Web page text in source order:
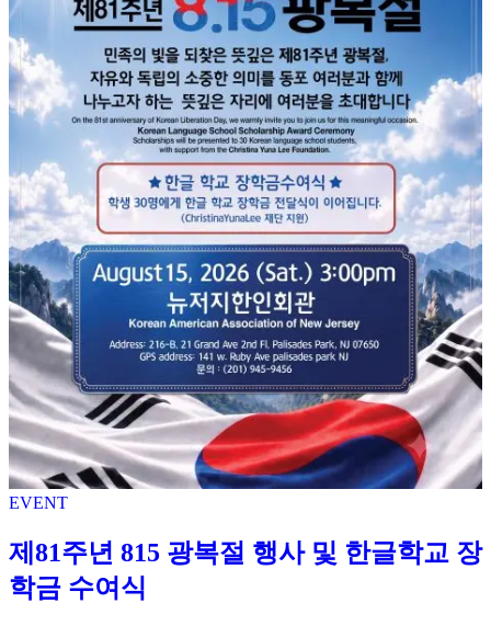
EVENT
제81주년 815 광복절 행사 및 한글학교 장
학금 수여식